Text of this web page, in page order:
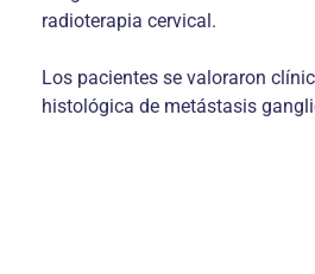
radioterapia cervical.
Los pacientes se valoraron
histológica de metástasis